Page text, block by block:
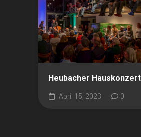
Heubacher Hauskonzert
April 15, 2023 0